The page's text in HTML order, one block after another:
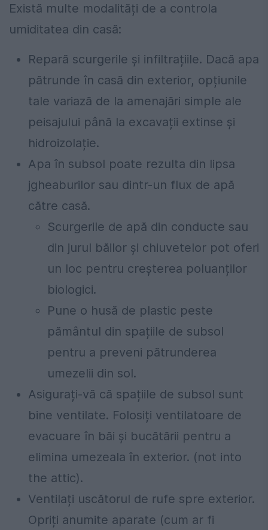
Există multe modalități de a controla
umiditatea din casă:
Repară scurgerile și infiltrațiile. Dacă apa
pătrunde în casă din exterior, opțiunile
tale variază de la amenajări simple ale
peisajului până la excavații extinse și
hidroizolație.
Apa în subsol poate rezulta din lipsa
jgheaburilor sau dintr-un flux de apă
către casă.
Scurgerile de apă din conducte sau
din jurul băilor și chiuvetelor pot oferi
un loc pentru creșterea poluanților
biologici.
Pune o husă de plastic peste
pământul din spațiile de subsol
pentru a preveni pătrunderea
umezelii din sol.
Asigurați-vă că spațiile de subsol sunt
bine ventilate. Folosiți ventilatoare de
evacuare în băi și bucătării pentru a
elimina umezeala în exterior. (not into
the attic).
Ventilați uscătorul de rufe spre exterior.
Opriți anumite aparate (cum ar fi